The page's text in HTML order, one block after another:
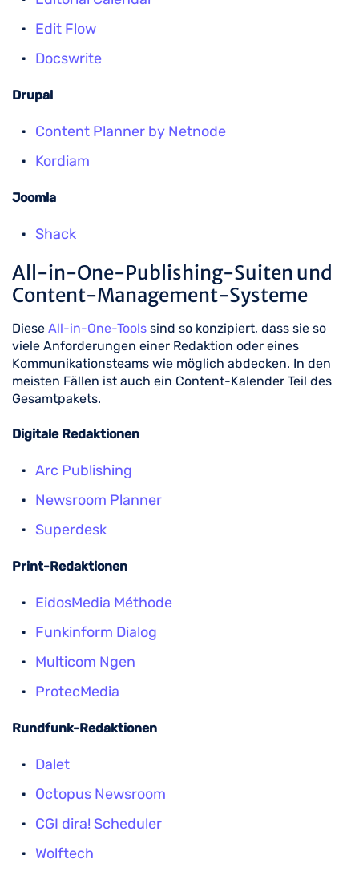
Edit Flow
Docswrite
Drupal
Content Planner by Netnode
Kordiam
Joomla
Shack
All-in-One-Publishing-Suiten und
Content-Management-Systeme
Diese All-in-One-Tools sind so konzipiert, dass sie so
viele Anforderungen einer Redaktion oder eines
Kommunikationsteams wie möglich abdecken. In den
meisten Fällen ist auch ein Content-Kalender Teil des
Gesamtpakets.
Digitale Redaktionen
Arc Publishing
Newsroom Planner
Superdesk
Print-Redaktionen
EidosMedia Méthode
Funkinform Dialog
Multicom Ngen
ProtecMedia
Rundfunk-Redaktionen
Dalet
Octopus Newsroom
CGI dira! Scheduler
Wolftech